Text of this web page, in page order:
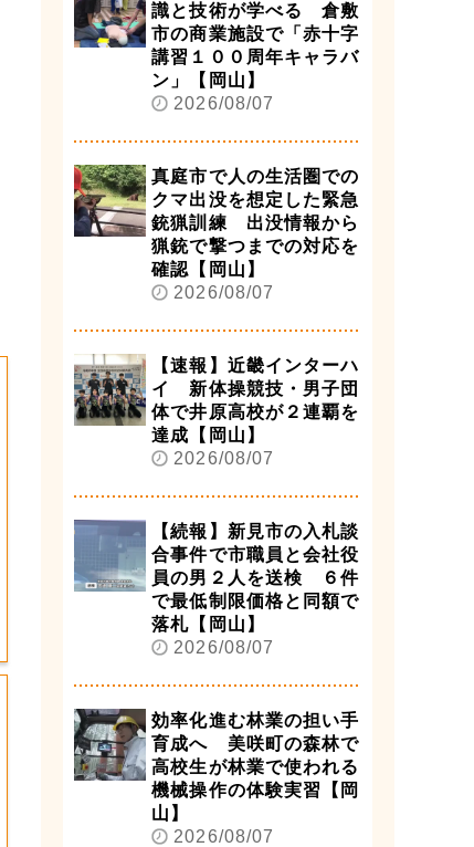
識と技術が学べる 倉敷
市の商業施設で「赤十字
講習１００周年キャラバ
ン」【岡山】
2026/08/07
真庭市で人の生活圏での
クマ出没を想定した緊急
銃猟訓練 出没情報から
猟銃で撃つまでの対応を
確認【岡山】
2026/08/07
【速報】近畿インターハ
イ 新体操競技・男子団
体で井原高校が２連覇を
達成【岡山】
2026/08/07
【続報】新見市の入札談
合事件で市職員と会社役
員の男２人を送検 ６件
で最低制限価格と同額で
落札【岡山】
2026/08/07
効率化進む林業の担い手
育成へ 美咲町の森林で
高校生が林業で使われる
機械操作の体験実習【岡
山】
2026/08/07